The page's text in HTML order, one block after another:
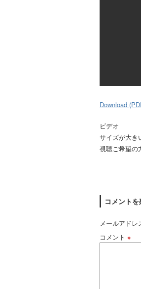
Download
ビデオ
サイズが大き
視聴ご希望の
コメント
メールアドレ
コメント ※